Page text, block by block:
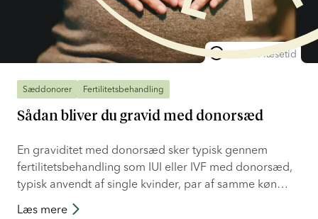
10 min. læsetid
Sæddonorer Fertilitetsbehandling
Sådan bliver du gravid med donorsæd
En graviditet med donorsæd sker typisk gennem
fertilitetsbehandling som IUI eller IVF med donorsæd,
typisk anvendt af single kvinder, par af samme køn
eller par med mandlig infertilitet. Uregulerede og
Læs mere